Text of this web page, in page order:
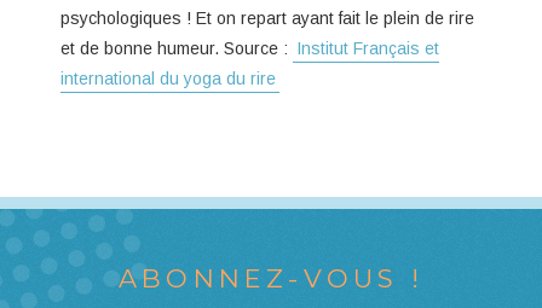
psychologiques ! Et on repart ayant fait le plein de rire
et de bonne humeur. Source : Institut Français et
international du yoga du rire
ABONNEZ-VOUS !